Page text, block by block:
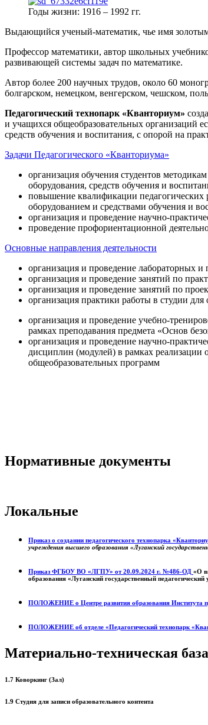
Годы жизни: 1916 – 1992 гг.
Выдающийся ученый-математик, чье имя
Профессор математики, автор школьных
развивающей системы задач по математике.
Автор более 200 научных трудов, около 60
болгарском, немецком, венгерском, чешском,
Педагогический технопарк «Кванториум»
и учащихся общеобразовательных организаций
средств обучения и воспитания, с опорой на
Задачи Педагогического «Кванториума»
организация обучения студентов
оборудования, средств обучения и
повышение квалификации педагогических
оборудованием и средствами обучения и
организация и проведение научно-
проведение профориентационной
Основные направления деятельности
организация и проведение лабораторных
организация и проведение занятий по
организация и проведение занятий по
организация практики работы в студии
организация и проведение учебно-
рамках преподавания предмета «Основ
организация и проведение научно-
дисциплин (модулей) в рамках реализации
общеобразовательных программ
Нормативные документы
Локальные
Приказ о создании педагогического технопарка
учреждения высшего образования «Луганский
Приказ ФГБОУ ВО «ЛГПУ» от 20.09.2024 г. №486-ОД «О
образования «Луганский государственный педагогический
ПОЛОЖЕНИЕ о Центре развития образования Института
ПОЛОЖЕНИЕ об отделе «Педагогический технопарк
Материально-техническая база
1.7 Коворкинг (Зал)
1.9 Студия для записи образовательного контента